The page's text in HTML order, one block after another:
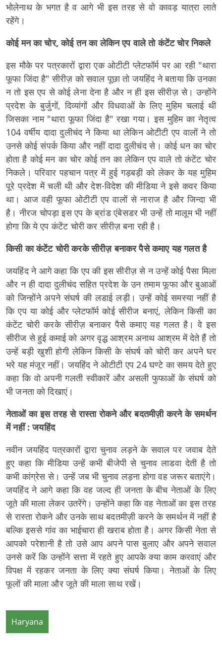
भोलेनाथ के भगत है व आगे भी इस तरह से वो कावड़ यात्रा लाते
रहेंगे।
कोई मन का चोर, कोई तन का लेकिन एप वाले तो कंटेंट चोर निकले
इस मौके पर पत्रकारों द्वारा एक ओटीटी प्लेटफॉर्म पर आ रही "थारा
फूफा जिंदा है" सीरीज़ को सवाल पूछा तो जयहिंद ने बताया कि उनका
न तो इस एप से कोई लेना देना है और न ही इस सीरीज़ से। उन्होंने
प्रदेश के बुर्जुगों, दिव्यांगों और विधवाओं के लिए मुहिम चलाई थी
जिसका नाम "थारा फूफा जिंदा है" रखा गया। इस मुहिम का नेतृत्व
104 वर्षीय दादा दुलीचंद ने किया था लेकिन ओटीटी एप वालों ने तो
उनसे कोई संपर्क किया और नहीं दादा दुलीचंद से। कोई धन का चोर
होता है कोई मन का चोर कोई तन का लेकिन एप वाले तो कंटेंट चोर
निकले। परिवार पहचान पत्र में हुई गड़बड़ी को लेकर के यह मुहिम
पूरे प्रदेश में चली थी और देश-विदेश की मीडिया ने इसे कवर किया
था। आज वही फूफा ओटीटी एप वालों से नाराज है और जिन्दा भी
है। नीरज चोपड़ा इस एप के ब्रांड एंबेसडर भी उन्हें तो मालूम भी नहीं
होगा कि ये एप कंटेंट चोरी कर सीरीज़ बना रही है।
किसी का कंटेंट चोरी करके सीरीज़ बनाकर पैसे कमाए यह गलत है
जयहिंद ने आगे कहा कि एप की इस सीरीज़ से न उन्हें कोई पैसा मिला
और न ही दादा दुलीचंद सहित प्रदेश के उन तमाम फूफा और बुआओं
को जिन्होंने अपने संघर्ष की लडाई लड़ी। उन्हें कोई समस्या नहीं है
कि एप या कोई और प्लेटफॉर्म कोई सीरीज बनाएं, लेकिन किसी का
कंटेंट चोरी करके सीरीज़ बनाकर पैसे कमाए यह गलत है। वे इस
सीरीज से हुई कमाई को अगर वृद्ध आश्रम अनाथ आश्रम में देते हैं तो
उन्हें बड़ी खुशी होगी लेकिन किसी के संघर्ष को चोरी कर अपने घर
भरे यह मंजूर नहीं। जयहिंद ने ओटीटी एप 24 घण्टे का समय देते हुए
कहा कि वो अपनी गलती स्वीकारें और असली फुफाओं के संघर्ष को
भी जनता को दिखाएं।
नेताओं का इस तरह से रास्ता रोकने और बदतमीज़ी करने के समर्थन
में नहीं : जयहिंद
नवीन जयहिंद पत्रकारों द्वारा चुनाव लड़ने के सवाल पर जवाब देते
हुए कहा कि मीडिया उन्हें कभी बीजेपी से चुनाव लाडवा देती है तो
कभी कांग्रेस से। उन्हें जब भी चुनाव लड़ना होगा वह जरूर बताएंगे।
जयहिंद ने आगे कहा कि वह जल्द ही जनता के बीच नेताओं के लिए
जूते की माला लेकर उतरेंगे। उन्होंने कहा कि वह नेताओं का इस तरह
से रास्ता रोकने और उनके साथ बदतमीज़ी करने के समर्थन में नहीं है
बल्कि इससे गांव का भाईचारा ही खराब होता है। अगर किसी नेता से
आपको परेशानी है तो उसे आप अपने पास बुलाए और अपने सवाल
उनसे करें कि उन्होंने सत्ता में रहते हुए आपके क्या काम करवाएं और
विपक्ष में रहकर जनता के लिए क्या संघर्ष किया। नेताओं के लिए
फूलों की माला और जूते की माला साथ रखें।
Haryana